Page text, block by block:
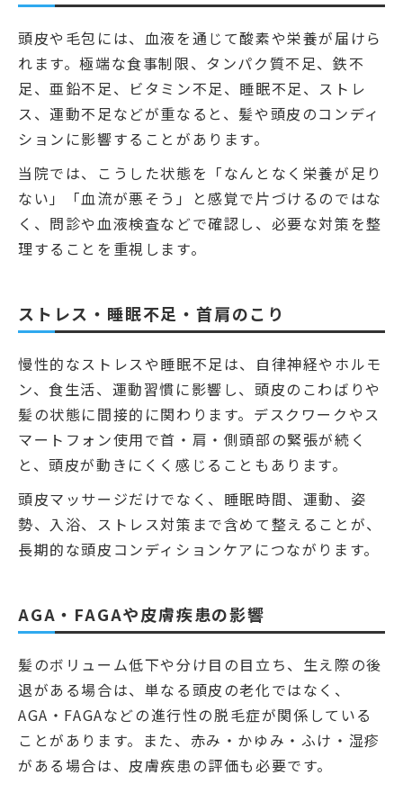
頭皮や毛包には、血液を通じて酸素や栄養が届けら
れます。極端な食事制限、タンパク質不足、鉄不
足、亜鉛不足、ビタミン不足、睡眠不足、ストレ
ス、運動不足などが重なると、髪や頭皮のコンディ
ションに影響することがあります。
当院では、こうした状態を「なんとなく栄養が足り
ない」「血流が悪そう」と感覚で片づけるのではな
く、問診や血液検査などで確認し、必要な対策を整
理することを重視します。
ストレス・睡眠不足・首肩のこり
慢性的なストレスや睡眠不足は、自律神経やホルモ
ン、食生活、運動習慣に影響し、頭皮のこわばりや
髪の状態に間接的に関わります。デスクワークやス
マートフォン使用で首・肩・側頭部の緊張が続く
と、頭皮が動きにくく感じることもあります。
頭皮マッサージだけでなく、睡眠時間、運動、姿
勢、入浴、ストレス対策まで含めて整えることが、
長期的な頭皮コンディションケアにつながります。
AGA・FAGAや皮膚疾患の影響
髪のボリューム低下や分け目の目立ち、生え際の後
退がある場合は、単なる頭皮の老化ではなく、
AGA・FAGAなどの進行性の脱毛症が関係している
ことがあります。また、赤み・かゆみ・ふけ・湿疹
がある場合は、皮膚疾患の評価も必要です。